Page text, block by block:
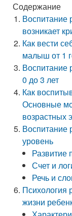
Содержание
Воспитание
возникает
Как вести
малыш от 1
Воспитание
0 до 3 лет
Как
Основные
возрастных
Воспитание
уровень
Развитие
Счет и
Речь и
Психология
жизни